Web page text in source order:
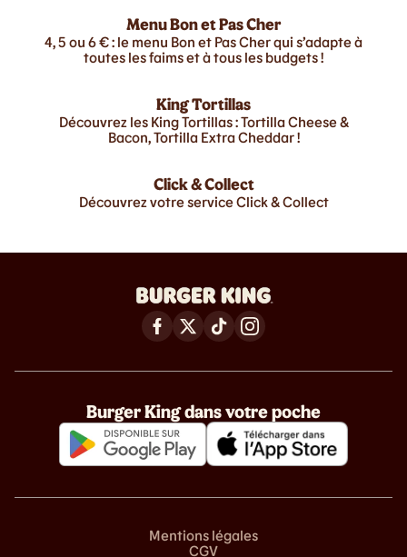
Menu Bon et Pas Cher
4, 5 ou 6 € : le menu Bon et Pas Cher qui s’adapte à
toutes les faims et à tous les budgets !
King Tortillas
Découvrez les King Tortillas : Tortilla Cheese &
Bacon, Tortilla Extra Cheddar !
Click & Collect
Découvrez votre service Click & Collect
Burger King dans votre poche
Mentions légales
CGV